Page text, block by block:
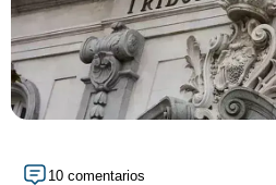
10 comentarios